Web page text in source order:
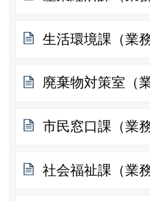
生活環境課（業
廃棄物対策室（
市民窓口課（業
社会福祉課（業